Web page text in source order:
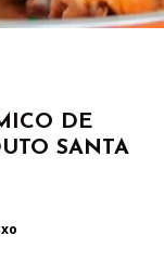
DE
SANTA